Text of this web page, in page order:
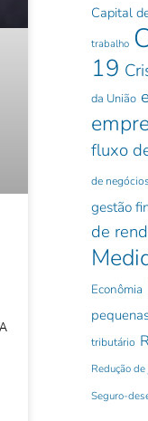
Capital
trabalho
19
da União
fluxo
de
gestão
de
Econômia
tributário
Redução
Seguro-